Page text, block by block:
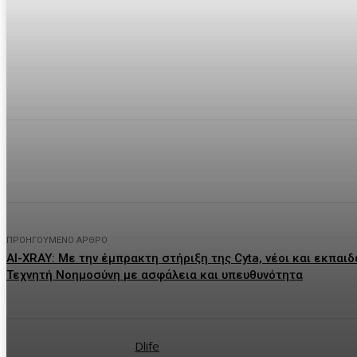
ΠΡΟΗΓΟΎΜΕΝΟ ΆΡΘΡΟ
AI-XRAY: Με την έμπρακτη στήριξη της Cyta, νέοι και
Τεχνητή Νοημοσύνη με ασφάλεια και υπευθυνότητα
Dlife